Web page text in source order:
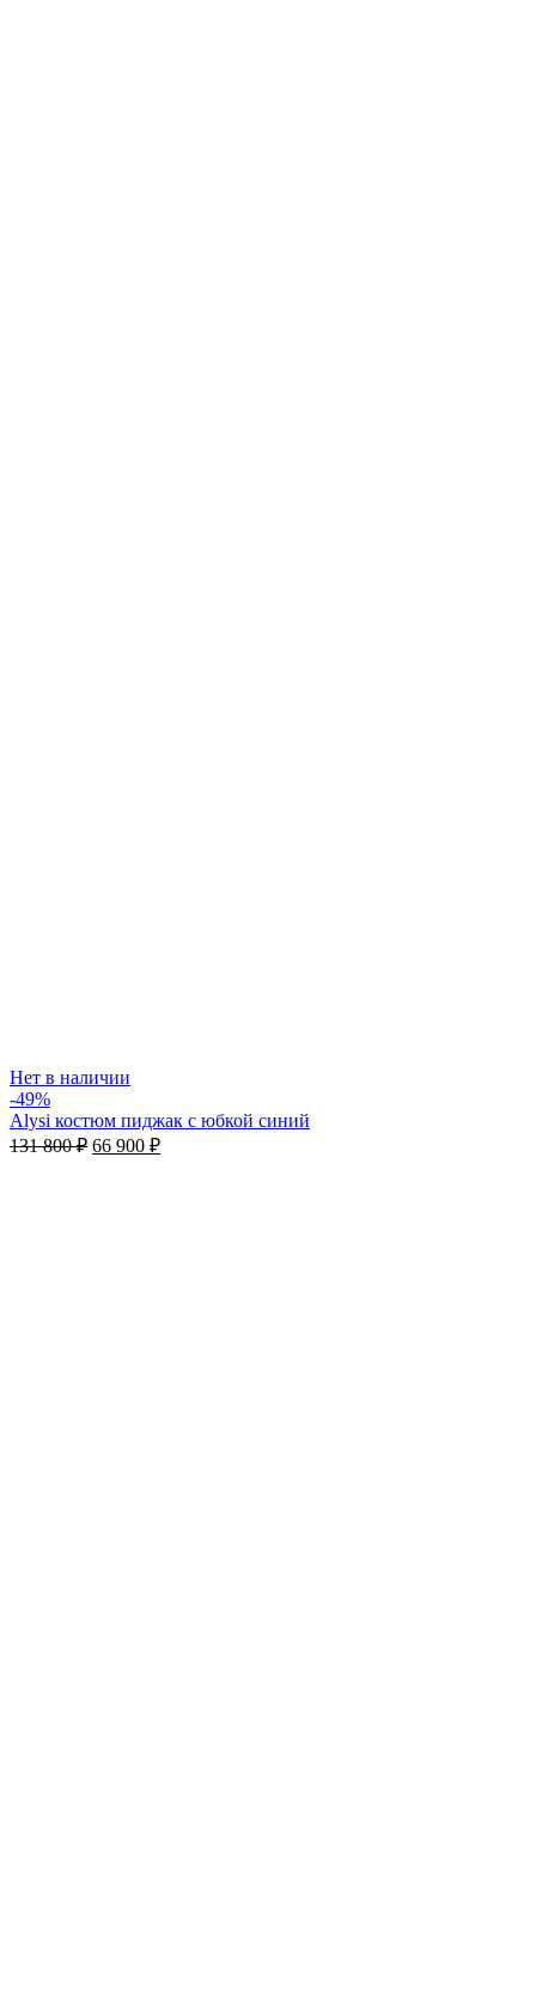
Нет в наличии
-49%
Alysi костюм пиджак с юбкой синий
131 800₽ 66 900 ₽